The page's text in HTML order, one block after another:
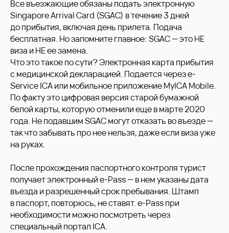
Все въезжающие обязаны подать электронную
Singapore Arrival Card (SGAC) в течение 3 дней
до прибытия, включая день прилета. Подача
бесплатная. Но запомните главное: SGAC — это НЕ
виза и НЕ ее замена.
Что это такое по сути? Электронная карта прибытия
с медицинской декларацией. Подается через e-
Service ICA или мобильное приложение MyICA Mobile.
По факту это цифровая версия старой бумажной
белой карты, которую отменили еще в марте 2020
года. Не подавшим SGAC могут отказать во въезде —
так что забывать про нее нельзя, даже если виза уже
на руках.
После прохождения паспортного контроля турист
получает электронный e-Pass — в нем указаны дата
въезда и разрешенный срок пребывания. Штамп
в паспорт, повторюсь, не ставят. e-Pass при
необходимости можно посмотреть через
специальный портал ICA.